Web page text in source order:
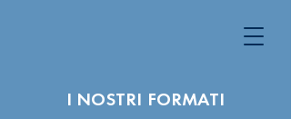
I NOSTRI FORMATI